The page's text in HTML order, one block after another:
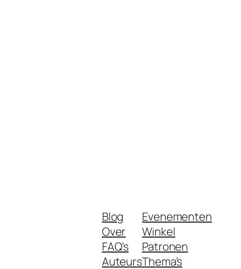
Blog
Over
FAQ's
Auteurs
Evenementen
Winkel
Patronen
Thema’s